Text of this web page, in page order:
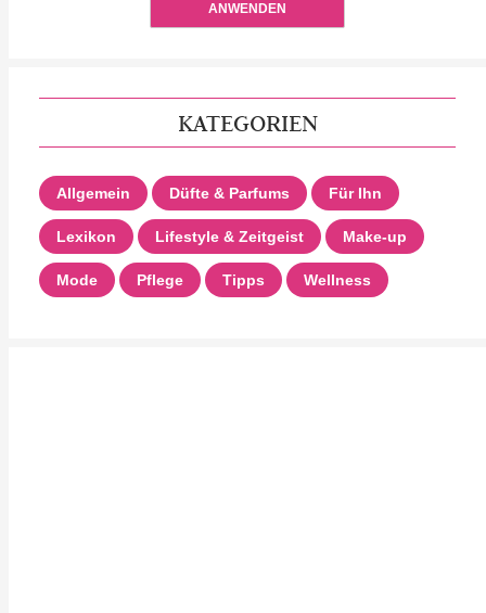
ANWENDEN
KATEGORIEN
Allgemein Düfte & Parfums Für Ihn
Lexikon Lifestyle & Zeitgeist Make-up
Mode Pflege Tipps Wellness